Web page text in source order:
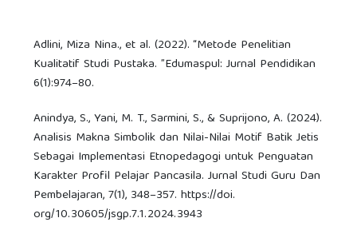
Adlini, Miza Nina., et al. (2022). “Metode Penelitian
Kualitatif Studi Pustaka. ”Edumaspul: Jurnal Pendidikan
6(1):974–80.
Anindya, S., Yani, M. T., Sarmini, S., & Suprijono, A. (2024).
Analisis Makna Simbolik dan Nilai-Nilai Motif Batik Jetis
Sebagai Implementasi Etnopedagogi untuk Penguatan
Karakter Profil Pelajar Pancasila. Jurnal Studi Guru Dan
Pembelajaran, 7(1), 348–357. https://doi.
org/10.30605/jsgp.7.1.2024.3943